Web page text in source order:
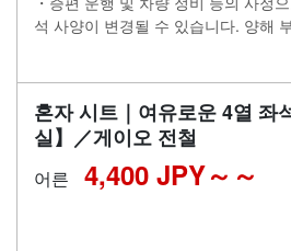
석 사양이 변경될 수 있습니다. 양해
혼자 시트｜여유로운 4열 좌
실】／게이오 전철
어른 4,400 JPY～